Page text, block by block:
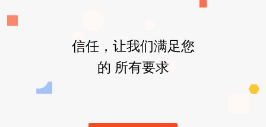
信任，让我们满足您
的 所有要求